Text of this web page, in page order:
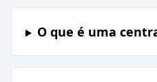
O que é uma